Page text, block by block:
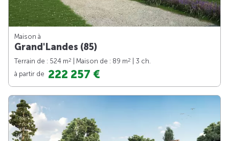
Maison à
Grand'Landes (85)
Terrain de : 524 m2 | Maison de : 89 m2
| 3 ch.
à partir de 222 257 €